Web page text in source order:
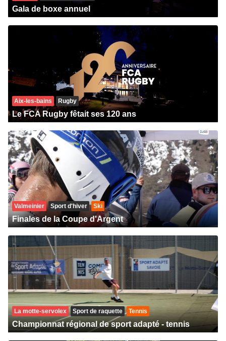
Gala de boxe annuel
Aix-les-bains Rugby
Le FCA Rugby fêtait ses 120 ans
Valmeinier Sport d'hiver Ski
Finales de la Coupe d'Argent
La motte-servolex Sport de raquette Tennis
Championnat régional de sport adapté - tennis